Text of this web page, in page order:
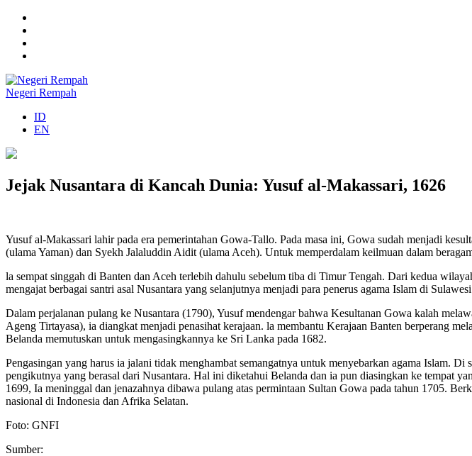
Negeri Rempah
ID
EN
Jejak Nusantara di Kancah Dunia: Yusuf al-Makassari, 1626
Yusuf al-Makassari lahir pada era pemerintahan Gowa-Tallo. Pada masa ini, Gowa sudah menjadi
(ulama Yaman) dan Syekh Jalaluddin Aidit (ulama Aceh). Untuk memperdalam keilmuan dalam
la sempat singgah di Banten dan Aceh terlebih dahulu sebelum tiba di Timur Tengah. Dari kedua
mengajat berbagai santri asal Nusantara yang selanjutnya menjadi para penerus agama Islam di
Dalam perjalanan pulang ke Nusantara (1790), Yusuf mendengar bahwa Kesultanan Gowa kalah
Ageng Tirtayasa), ia diangkat menjadi penasihat kerajaan. la membantu Kerajaan Banten berperang
Belanda memutuskan untuk mengasingkannya ke Sri Lanka pada 1682.
Pengasingan yang harus ia jalani tidak menghambat semangatnya untuk menyebarkan agama Islam.
pengikutnya yang berasal dari Nusantara. Hal ini diketahui Belanda dan ia pun diasingkan ke tempat
1699, Ia meninggal dan jenazahnya dibawa pulang atas permintaan Sultan Gowa pada tahun 1705.
nasional di Indonesia dan Afrika Selatan.
Foto: GNFI
Sumber: